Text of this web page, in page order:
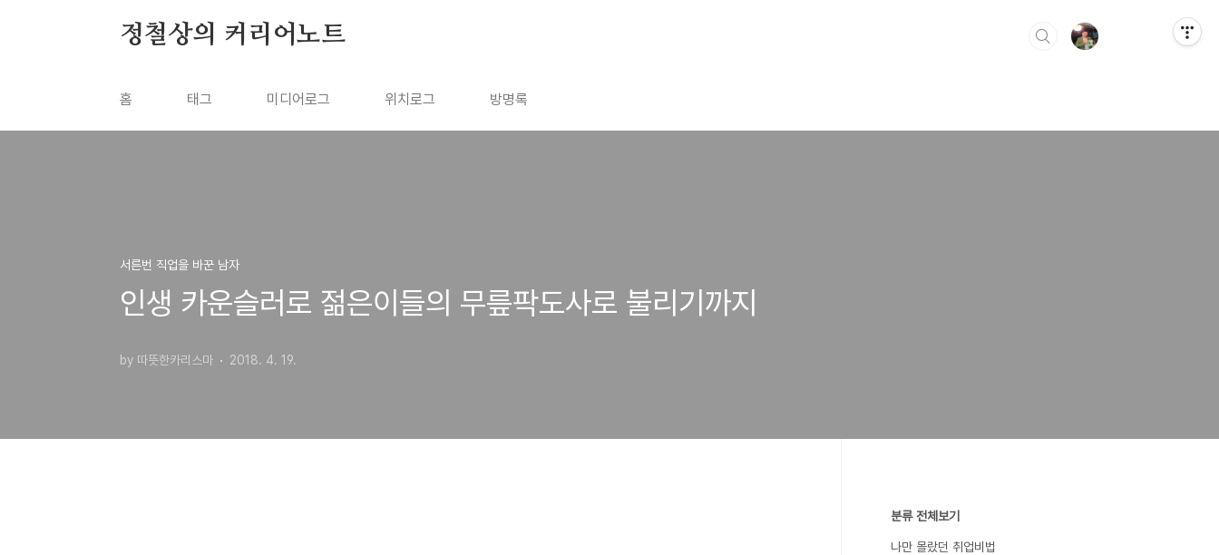
정철상의 커리어노트
홈 태그 미디어로그 위치로그 방명록
서른번 직업을 바꾼 남자
인생 카운슬러로 젊은이들의 무릎팍도사로 불리기까지
by 따뜻한카리스마 2018. 4. 19.
분류 전체보기
나만 몰랐던 취업비법